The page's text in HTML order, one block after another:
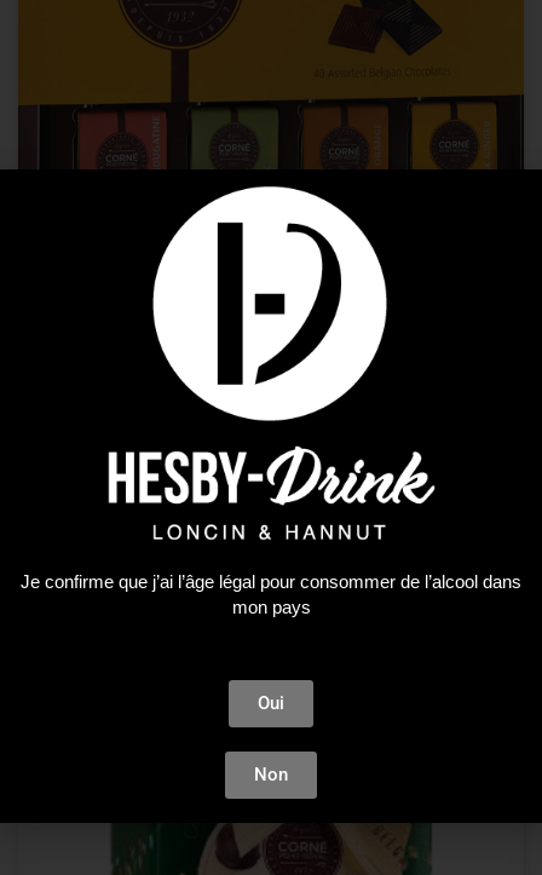
Corné Port Royal
BOITE NAPOLITAINS 5 GOUTS 200 GR
20,00
AJOUTER AU PANIER
Je confirme que j’ai l’âge légal pour consommer de l’alcool dans
mon pays
Oui
Non